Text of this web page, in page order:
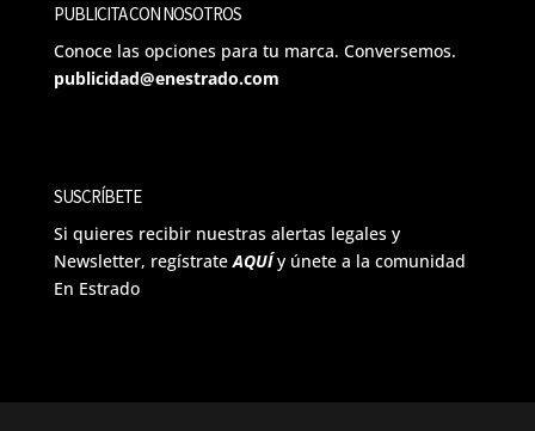
PUBLICITA CON NOSOTROS
Conoce las opciones para tu marca. Conversemos.
publicidad@enestrado.com
SUSCRÍBETE
Si quieres recibir nuestras alertas legales y
Newsletter, regístrateAQUÍ y únete a la comunidad
En Estrado